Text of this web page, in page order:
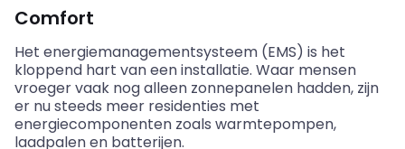
Comfort
Het energiemanagementsysteem (EMS) is het
kloppend hart van een installatie. Waar mensen
vroeger vaak nog alleen zonnepanelen hadden, zijn
er nu steeds meer residenties met
energiecomponenten zoals warmtepompen,
laadpalen en batterijen.